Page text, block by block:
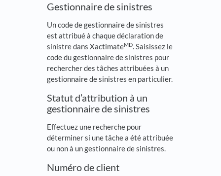
Gestionnaire de sinistres
Un code de gestionnaire de sinistres
est attribué à chaque déclaration de
sinistre dans XactimateMD. Saisissez le
code du gestionnaire de sinistres pour
rechercher des tâches attribuées à un
gestionnaire de sinistres en particulier.
Statut d’attribution à un
gestionnaire de sinistres
Effectuez une recherche pour
déterminer si une tâche a été attribuée
ou non à un gestionnaire de sinistres.
Numéro de client